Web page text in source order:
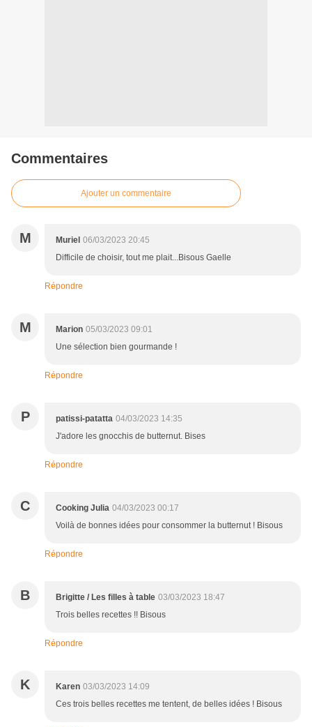
Commentaires
Ajouter un commentaire
M Muriel 06/03/2023 20:45
Difficile de choisir, tout me plait...Bisous Gaelle
Répondre
M Marion 05/03/2023 09:01
Une sélection bien gourmande !
Répondre
P patissi-patatta 04/03/2023 14:35
J'adore les gnocchis de butternut. Bises
Répondre
C Cooking Julia 04/03/2023 00:17
Voilà de bonnes idées pour consommer la butternut ! Bisous
Répondre
B Brigitte / Les filles à table 03/03/2023 18:47
Trois belles recettes !! Bisous
Répondre
K Karen 03/03/2023 14:09
Ces trois belles recettes me tentent, de belles idées ! Bisous